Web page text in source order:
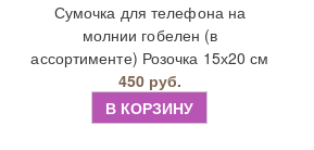
Сумочка для телефона на
молнии гобелен (в
ассортименте) Розочка 15х20 см
450 руб.
В КОРЗИНУ